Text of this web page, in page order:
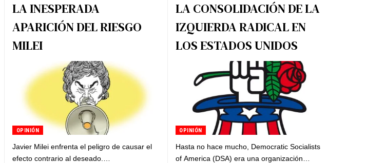
LA INESPERADA
APARICIÓN DEL RIESGO
MILEI
OPINIÓN
Javier Milei enfrenta el peligro de causar el
efecto contrario al deseado.…
LA CONSOLIDACIÓN DE LA
IZQUIERDA RADICAL EN
LOS ESTADOS UNIDOS
OPINIÓN
Hasta no hace mucho, Democratic Socialists
of America (DSA) era una organización…